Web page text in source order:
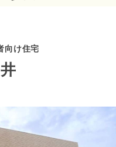
向け住宅